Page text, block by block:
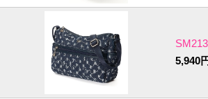
5,940